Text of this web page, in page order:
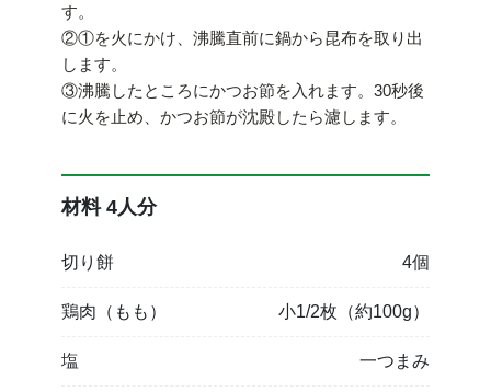
す。
②①を火にかけ、沸騰直前に鍋から昆布を取り出
します。
③沸騰したところにかつお節を入れます。30秒後
に火を止め、かつお節が沈殿したら濾します。
材料 4人分
切り餅 4個
鶏肉（もも） 小1/2枚（約100g）
塩 一つまみ